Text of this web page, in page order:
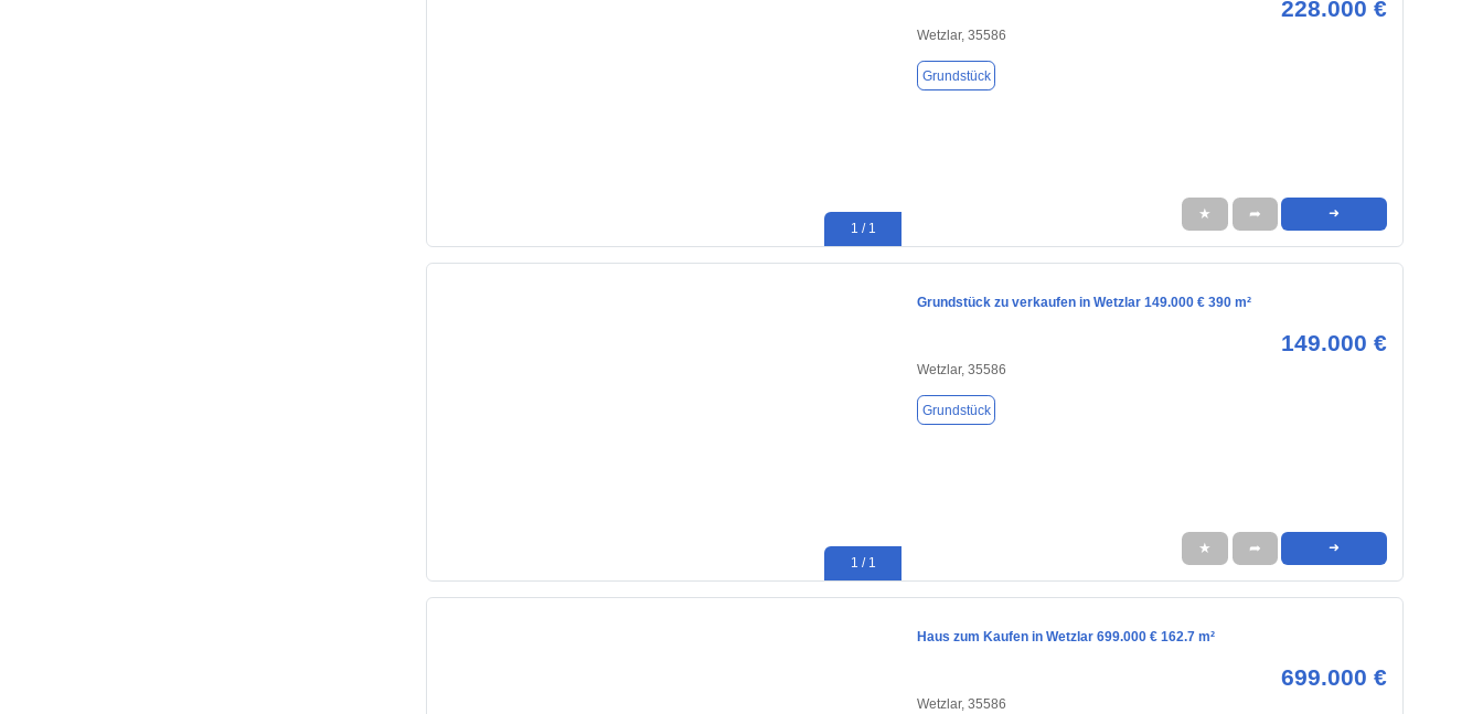
1 / 1
228.000 €
Wetzlar, 35586
Grundstück
★ ➦ ➜
1 / 1
Grundstück zu verkaufen in Wetzlar 149.000 € 390 m²
149.000 €
Wetzlar, 35586
Grundstück
★ ➦ ➜
Haus zum Kaufen in Wetzlar 699.000 € 162.7 m²
699.000 €
Wetzlar, 35586